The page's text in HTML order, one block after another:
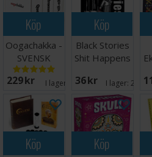
Köp
Oogachakka -
SVENSK
229 SEK I lager: 14
Köp
Black Stories
Shit Happens
36 SEK I lager:20+
Köp Köp